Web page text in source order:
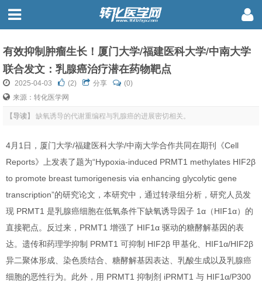
有效抑制肿瘤生长！厦门大学/福建医科大学/中南大学
联合发文：乳腺癌治疗潜在药物靶点
2025-04-03 (2) 分享
(0)
来源：转化医学网
【导读】 缺氧诱导的代谢重编程与乳腺癌的进展密切相关。
4月1日，厦门大学/福建医科大学/中南大学合作共同在期刊《Cell
Reports》上发表了题为“Hypoxia-induced PRMT1 methylates HIF2β
to promote breast tumorigenesis via enhancing glycolytic gene
transcription”的研究论文，本研究中，通过转录组分析，研究人员发
现 PRMT1 是乳腺癌细胞在低氧条件下缺氧诱导因子 1α（HIF1α）的
直接靶点。反过来，PRMT1 增强了 HIF1α 驱动的糖酵解基因的表
达。遗传和药理学抑制 PRMT1 可抑制 HIF2β 甲基化、HIF1α/HIF2β
异二聚体形成、染色质结合、糖酵解基因表达、乳酸生成以及乳腺癌
细胞的恶性行为。此外，用 PRMT1 抑制剂 iPRMT1 与 HIF1α/P300